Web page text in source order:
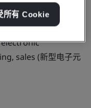
子元器件的生产, 加
sales (新型电子元
所有 Cookie